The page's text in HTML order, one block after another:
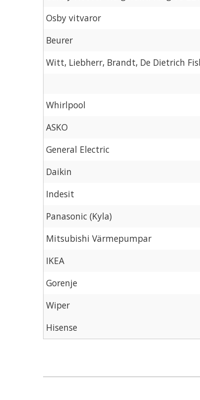
Osby vitvaror
Beurer
Witt, Liebherr, Brandt, De Dietrich
Whirlpool
ASKO
General Electric
Daikin
Indesit
Panasonic (Kyla)
Mitsubishi Värmepumpar
IKEA
Gorenje
Wiper
Hisense